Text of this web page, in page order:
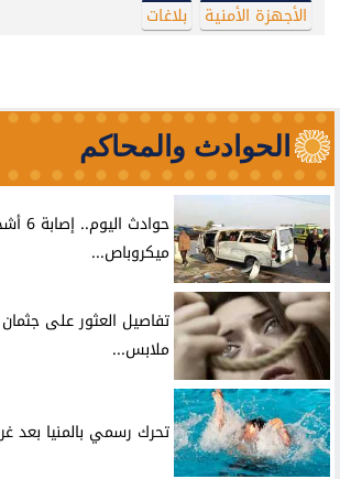
الأجهزة الأمنية
بلاغات
الحوادث والمحاكم
ميكروباص...
تفاصيل العثور على
ملابس...
تحرك رسمي بالمنيا